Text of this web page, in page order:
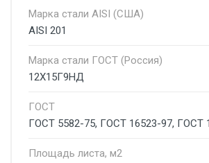
Марка стали AISI (США)
AISI 201
Марка стали ГОСТ (Россия)
12Х15Г9НД
ГОСТ
ГОСТ 5582-75, ГОСТ 16523-97, ГОСТ
Площадь листа, м2